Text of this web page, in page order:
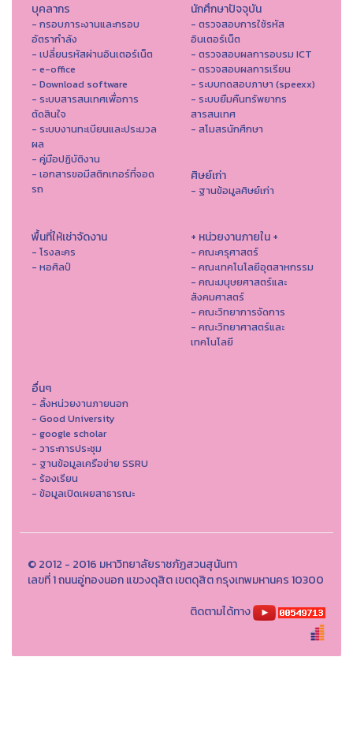
บุคลากร
- กรอบภาระงานและกรอบ
อัตรากำลัง
- เปลี่ยนรหัสผ่านอินเตอร์เน็ต
- e-office
- Download software
- ระบบสารสนเทศเพื่อการ
ตัดสินใจ
- ระบบงานทะเบียนและประมวล
ผล
- คู่มือปฏิบัติงาน
- เอกสารขอมีสติกเกอร์ที่จอด
รถ
นักศึกษาปัจจุบัน
- ตรวจสอบการใช้รหัส
อินเตอร์เน็ต
- ตรวจสอบผลการอบรม ICT
- ตรวจสอบผลการเรียน
- ระบบทดสอบภาษา (speexx)
- ระบบยืมคืนทรัพยากร
สารสนเทศ
- สโมสรนักศึกษา
ศิษย์เก่า
- ฐานข้อมูลศิษย์เก่า
พื้นที่ให้เช่าจัดงาน
- โรงละคร
- หอศิลป์
+ หน่วยงานภายใน +
- คณะครุศาสตร์
- คณะเทคโนโลยีอุตสาหกรรม
- คณะมนุษยศาสตร์และ
สังคมศาสตร์
- คณะวิทยาการจัดการ
- คณะวิทยาศาสตร์และ
เทคโนโลยี
อื่นๆ
- ลิ้งหน่วยงานภายนอก
- Good University
- google scholar
- วาระการประชุม
- ฐานข้อมูลเครือข่าย SSRU
- ร้องเรียน
- ข้อมูลเปิดเผยสาธารณะ
© 2012 - 2016 มหาวิทยาลัยราชภัฏสวนสุนันทา
เลขที่ 1 ถนนอู่ทองนอก แขวงดุสิต เขตดุสิต กรุงเทพมหานคร 10300
ติดตามได้ทาง